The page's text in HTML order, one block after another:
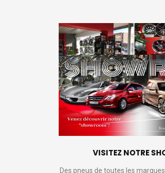
VISITEZ NOTRE
Des pneus de toutes les